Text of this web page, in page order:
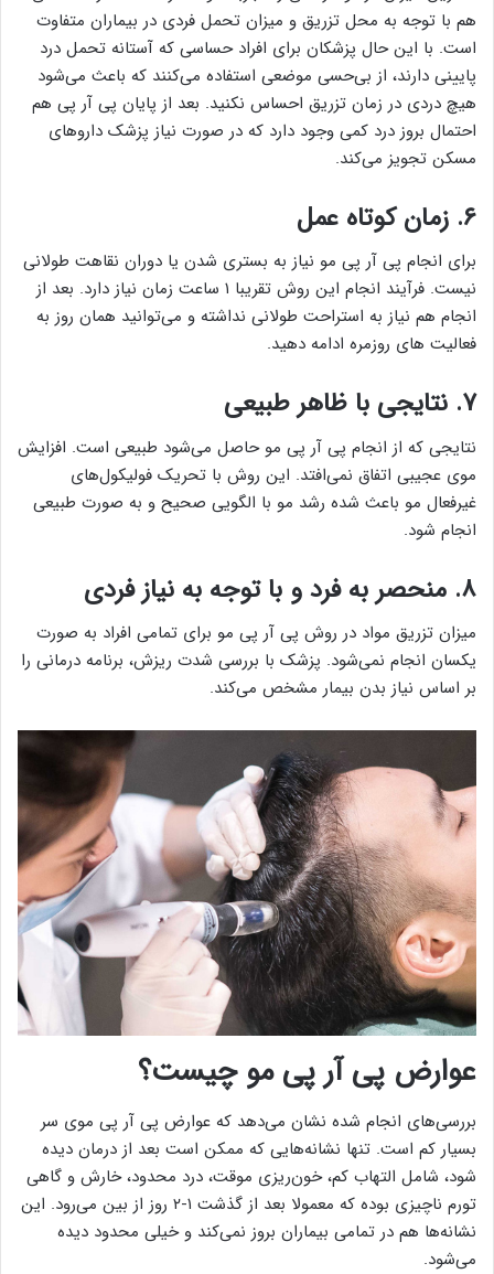
هم با توجه به محل تزریق و میزان تحمل فردی در بیماران متفاوت
است. با این حال پزشکان برای افراد حساسی که آستانه تحمل درد
پایینی دارند، از بی‌حسی موضعی استفاده می‌کنند که باعث می‌شود
هیچ دردی در زمان تزریق احساس نکنید. بعد از پایان پی آر پی هم
احتمال بروز درد کمی وجود دارد که در صورت نیاز پزشک داروهای
مسکن تجویز می‌کند.
۶. زمان کوتاه عمل
برای انجام پی آر پی مو نیاز به بستری شدن یا دوران نقاهت طولانی
نیست. فرآیند انجام این روش تقریبا ۱ ساعت زمان نیاز دارد. بعد از
انجام هم نیاز به استراحت طولانی نداشته و می‌توانید همان روز به
فعالیت های روزمره ادامه دهید.
۷. نتایجی با ظاهر طبیعی
نتایجی که از انجام پی آر پی مو حاصل می‌شود طبیعی است. افزایش
موی عجیبی اتفاق نمی‌افتد. این روش با تحریک فولیکول‌های
غیرفعال مو باعث شده رشد مو با الگویی صحیح و به صورت طبیعی
انجام شود.
۸. منحصر به فرد و با توجه به نیاز فردی
میزان تزریق مواد در روش پی آر پی مو برای تمامی افراد به صورت
یکسان انجام نمی‌شود. پزشک با بررسی شدت ریزش، برنامه درمانی را
بر اساس نیاز بدن بیمار مشخص می‌کند.
عوارض پی آر پی مو چیست؟
بررسی‌های انجام شده نشان می‌دهد که عوارض پی آر پی موی سر
بسیار کم است. تنها نشانه‌هایی که ممکن است بعد از درمان دیده
شود، شامل التهاب کم، خون‌ریزی موقت، درد محدود، خارش و گاهی
تورم ناچیزی بوده که معمولا بعد از گذشت ۱-۲ روز از بین می‌رود. این
نشانه‌ها هم در تمامی بیماران بروز نمی‌کند و خیلی محدود دیده
می‌شود.